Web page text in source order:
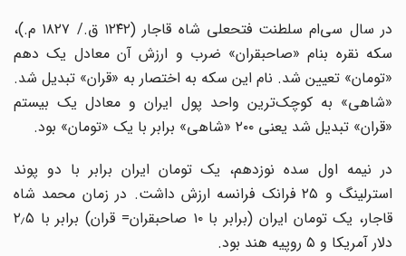
در سال سی‌ام سلطنت فتحعلی شاه قاجار (۱۲۴۲ ق./ ۱۸۲۷ م.)،
سکه نقره بنام «صاحبقران» ضرب و ارزش آن معادل یک دهم
«تومان» تعیین شد. نام این سکه به اختصار به «قران»‌ تبدیل شد.
«شاهی» به کوچک‌ترین واحد پول ایران و معادل یک بیستم
«قران» تبدیل شد یعنی ۲۰۰ «شاهی» برابر با یک «تومان» بود.
در نیمه اول سده نوزدهم، یک تومان ایران برابر با دو پوند
استرلینگ و ۲۵ فرانک فرانسه ارزش داشت. در زمان محمد شاه
قاجار، یک تومان ایران (برابر با ۱۰ صاحبقران= قران) برابر با ۲٫۵
دلار آمریکا و ۵ روپیه هند بود.